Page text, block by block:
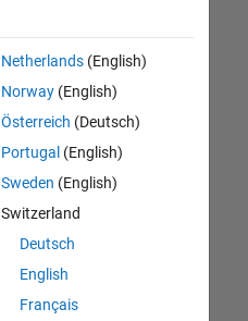
Netherlands(English)
Norway(English)
Österreich (Deutsch)
Portugal (English)
Sweden (English)
Switzerland
Deutsch
English
Français